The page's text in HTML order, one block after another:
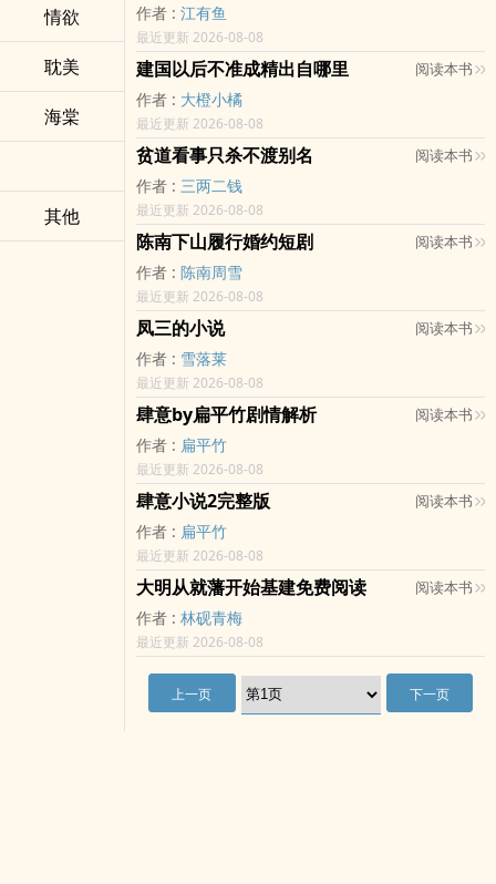
情欲
耽美
海棠
其他
作者 : 江有鱼
最近更新 2026-08-08
建国以后不准成精出自哪里 阅读本书
作者 : 大橙小橘
最近更新 2026-08-08
贫道看事只杀不渡别名 阅读本书
作者 : 三两二钱
最近更新 2026-08-08
陈南下山履行婚约短剧 阅读本书
作者 : 陈南周雪
最近更新 2026-08-08
凤三的小说 阅读本书
作者 : 雪落莱
最近更新 2026-08-08
肆意by扁平竹剧情解析 阅读本书
作者 : 扁平竹
最近更新 2026-08-08
肆意小说2完整版 阅读本书
作者 : 扁平竹
最近更新 2026-08-08
大明从就藩开始基建免费阅读 阅读本书
作者 : 林砚青梅
最近更新 2026-08-08
上一页 下一页